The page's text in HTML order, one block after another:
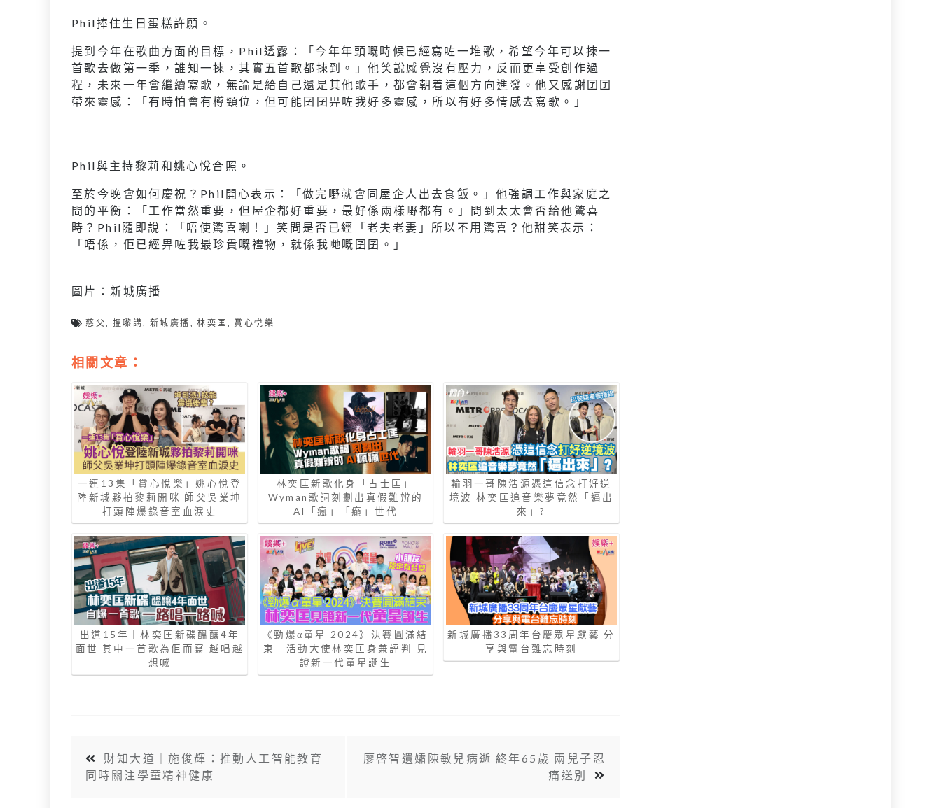
Phil捧住生日蛋糕許願。
提到今年在歌曲方面的目標，Phil透露：「今年年頭嘅時候已經寫咗一堆歌，希望今年可以揀一
首歌去做第一季，誰知一揀，其實五首歌都揀到。」他笑說感覺沒有壓力，反而更享受創作過
程，未來一年會繼續寫歌，無論是給自己還是其他歌手，都會朝着這個方向進發。他又感謝囝囝
帶來靈感：「有時怕會有樽頸位，但可能囝囝畀咗我好多靈感，所以有好多情感去寫歌。」
Phil與主持黎莉和姚心悅合照。
至於今晚會如何慶祝？Phil開心表示：「做完嘢就會同屋企人出去食飯。」他強調工作與家庭之
間的平衡：「工作當然重要，但屋企都好重要，最好係兩樣嘢都有。」問到太太會否給他驚喜
時？Phil隨即說：「唔使驚喜喇！」笑問是否已經「老夫老妻」所以不用驚喜？他甜笑表示：
「唔係，佢已經畀咗我最珍貴嘅禮物，就係我哋嘅囝囝。」
圖片：新城廣播
慈父 ,搵嚟講 ,新城廣播 ,林奕匡 賞心悅樂
相關文章：
一連13集「賞心悅樂」姚心悅登
陸新城夥拍黎莉開咪 師父吳業坤
打頭陣爆錄音室血淚史
出道15年｜林奕匡新碟醞釀4年
面世 其中一首歌為佢而寫 越唱越
想喊
林奕匡新歌化身「占士匡」
Wyman歌詞刻劃出真假難辨的
AI「瘋」「癲」世代
《勁爆α童星 2024》決賽圓滿結
束 活動大使林奕匡身兼評判 見
證新一代童星誕生
輪羽一哥陳浩源憑這信念打好逆
境波 林奕匡追音樂夢竟然「逼出
來」?
新城廣播33周年台慶眾星獻藝 分
享與電台難忘時刻
財知大道｜施俊輝：推動人工智能教育
同時關注學童精神健康
廖啓智遺孀陳敏兒病逝 終年65歲 兩兒子忍
痛送別